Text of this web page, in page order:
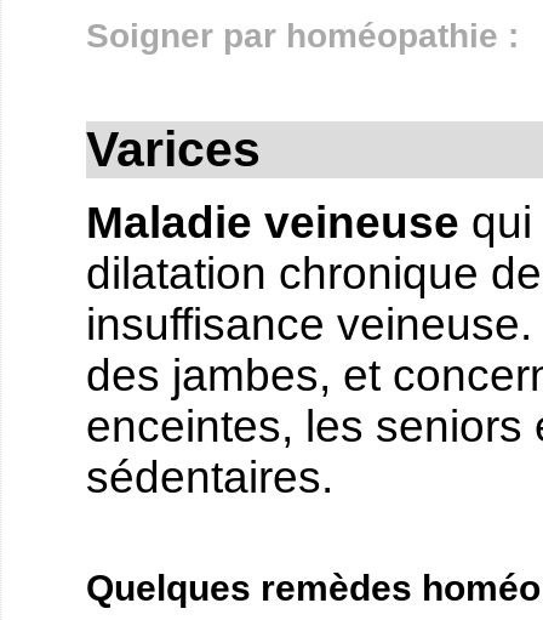
Soigner par homéopathie :
Varices
Maladie veineuse
dilatation chronique
insuffisance
des jambes, et
enceintes, les seniors
sédentaires.
Quelques remèdes